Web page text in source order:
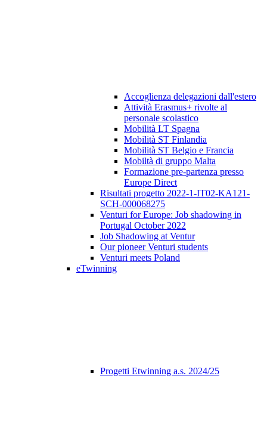
Accoglienza delegazioni dall'estero
Attività Erasmus+ rivolte al
personale scolastico
Mobilità LT Spagna
Mobilità ST Finlandia
Mobilità ST Belgio e Francia
Mobiltà di gruppo Malta
Formazione pre-partenza presso
Europe Direct
Risultati progetto 2022-1-IT02-KA121-
SCH-000068275
Venturi for Europe: Job shadowing in
Portugal October 2022
Job Shadowing at Ventur
Our pioneer Venturi students
Venturi meets Poland
eTwinning
Progetti Etwinning a.s. 2024/25